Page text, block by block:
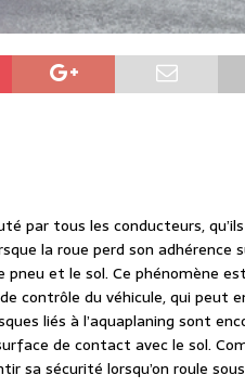
par tous les conducteurs,
la roue perd son adhérence
pneu et le sol. Ce phénomène est
contrôle du véhicule, qui peut
liés à l’aquaplaning sont
de contact avec le sol.
sa sécurité lorsqu’on roule